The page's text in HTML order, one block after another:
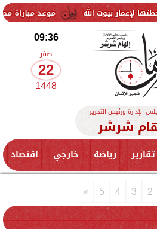
موعد مباراة مصر وإسبانيا في نصف
09:36
صفر
22
1448
الإدارة ورئيس التحرير
شرشر
تقارير رياضة خارجي اقتصاد
2
3
4
5
»